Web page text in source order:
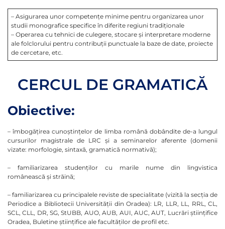
– Asigurarea unor competenţe minime pentru organizarea unor
studii monografice specifice în diferite regiuni tradiţionale
– Operarea cu tehnici de culegere, stocare şi interpretare moderne
ale folclorului pentru contribuţii punctuale la baze de date, proiecte
de cercetare, etc.
CERCUL DE GRAMATICĂ
Obiective:
– îmbogăţirea cunoştinţelor de limba română dobândite de-a lungul
cursurilor magistrale de LRC şi a seminarelor aferente (domenii
vizate: morfologie, sintaxă, gramatică normativă);
– familiarizarea studenţilor cu marile nume din lingvistica
românească şi străină;
– familiarizarea cu principalele reviste de specialitate (vizită la secţia de
Periodice a Bibliotecii Universităţii din Oradea): LR, LLR, LL, RRL, CL,
SCL, CLL, DR, SG, StUBB, AUO, AUB, AUI, AUC, AUT, Lucrări ştiinţifice
Oradea, Buletine ştiinţifice ale facultăţilor de profil etc.